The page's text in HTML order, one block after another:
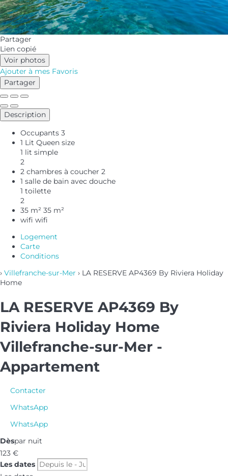
Partager
Lien copié
Voir photos
Ajouter à mes Favoris
Partager
Description
Occupants 3
1 Lit Queen size
1 lit simple
2
2 chambres à coucher 2
1 salle de bain avec douche
1 toilette
2
35 m² 35 m²
wifi wifi
Logement
Carte
Conditions
› Villefranche-sur-Mer › LA RESERVE AP4369 By Riviera Holiday
Home
LA RESERVE AP4369 By
Riviera Holiday Home
Villefranche-sur-Mer -
Appartement
Contacter
WhatsApp
WhatsApp
Dèspar nuit
123 €
Les dates